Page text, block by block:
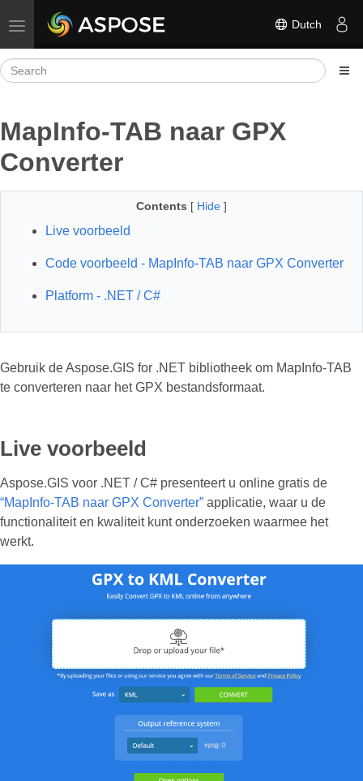
Toggle navigation Dutch
MapInfo-TAB naar GPX
Converter
Contents [ Hide ]
Live voorbeeld
Code voorbeeld - MapInfo-TAB naar GPX Converter
Platform - .NET / C#
Gebruik de Aspose.GIS for .NET bibliotheek om MapInfo-TAB
te converteren naar het GPX bestandsformaat.
Live voorbeeld
Aspose.GIS voor .NET / C# presenteert u online gratis de
“MapInfo-TAB naar GPX Converter” applicatie, waar u de
functionaliteit en kwaliteit kunt onderzoeken waarmee het
werkt.